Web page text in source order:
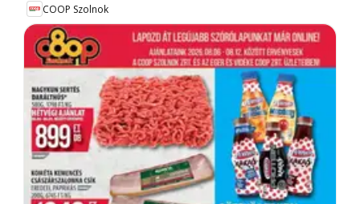
COOP Szolnok